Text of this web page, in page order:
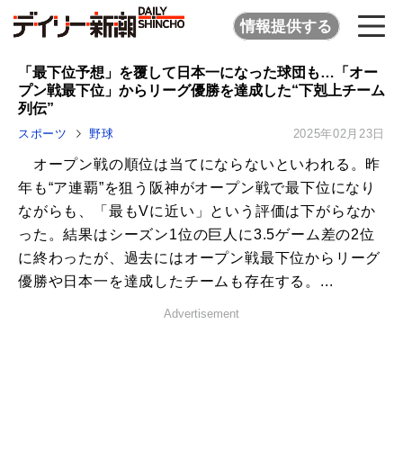
情報提供する
「最下位予想」を覆して日本一になった球団も…「オー
プン戦最下位」からリーグ優勝を達成した“下剋上チーム
列伝”
スポーツ 野球 2025年02月23日
オープン戦の順位は当てにならないといわれる。昨
年も“ア連覇”を狙う阪神がオープン戦で最下位になり
ながらも、「最もVに近い」という評価は下がらなか
った。結果はシーズン1位の巨人に3.5ゲーム差の2位
に終わったが、過去にはオープン戦最下位からリーグ
優勝や日本一を達成したチームも存在する。...
Advertisement